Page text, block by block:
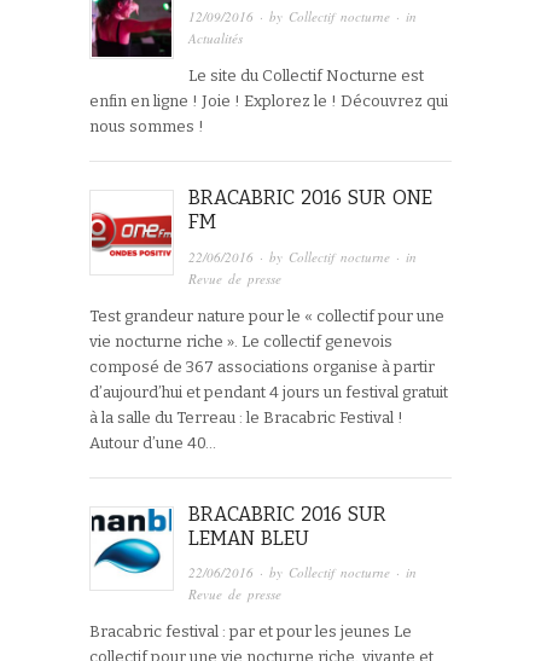
12/09/2016 · by Collectif nocturne · in
Actualités
Le site du Collectif Nocturne est
enfin en ligne ! Joie ! Explorez le ! Découvrez qui
nous sommes !
BRACABRIC 2016 SUR ONE
FM
22/06/2016 · by Collectif nocturne · in
Revue de presse
Test grandeur nature pour le « collectif pour une
vie nocturne riche ». Le collectif genevois
composé de 367 associations organise à partir
d’aujourd’hui et pendant 4 jours un festival gratuit
à la salle du Terreau : le Bracabric Festival !
Autour d’une 40…
BRACABRIC 2016 SUR
LEMAN BLEU
22/06/2016 · by Collectif nocturne · in
Revue de presse
Bracabric festival : par et pour les jeunes Le
collectif pour une vie nocturne riche, vivante et